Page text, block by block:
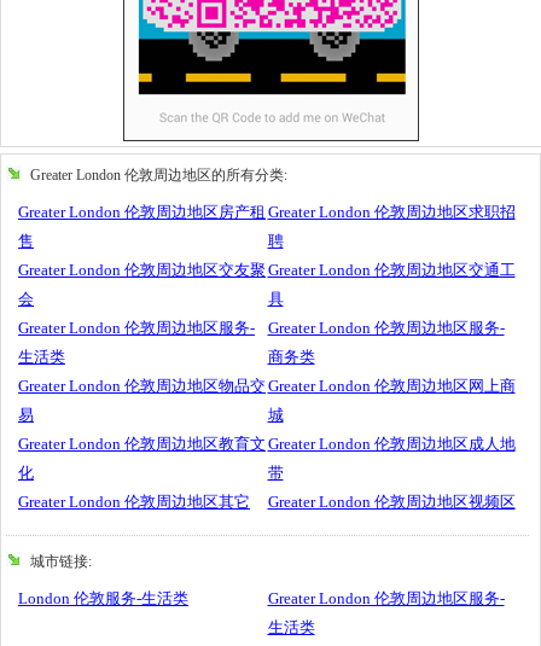
Greater London 伦敦周边地区的所有分类:
Greater London 伦敦周边地区房产租
售
Greater London 伦敦周边地区求职招
聘
Greater London 伦敦周边地区交友聚
会
Greater London 伦敦周边地区交通工
具
Greater London 伦敦周边地区服务-
生活类
Greater London 伦敦周边地区服务-
商务类
Greater London 伦敦周边地区物品交
易
Greater London 伦敦周边地区网上商
城
Greater London 伦敦周边地区教育文
化
Greater London 伦敦周边地区成人地
带
Greater London 伦敦周边地区其它
Greater London 伦敦周边地区视频区
城市链接:
London 伦敦服务-生活类
Greater London 伦敦周边地区服务-
生活类